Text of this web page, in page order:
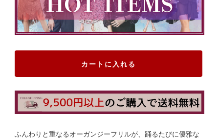
カートに入れる
ふんわりと重なるオーガンジーフリルが、踊るたびに優雅な